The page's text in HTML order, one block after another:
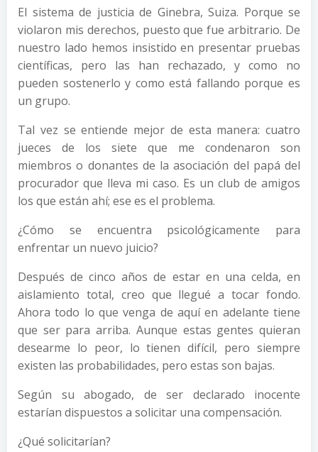
El sistema de justicia de Ginebra, Suiza. Porque se
violaron mis derechos, puesto que fue arbitrario. De
nuestro lado hemos insistido en presentar pruebas
científicas, pero las han rechazado, y como no
pueden sostenerlo y como está fallando porque es
un grupo.
Tal vez se entiende mejor de esta manera: cuatro
jueces de los siete que me condenaron son
miembros o donantes de la asociación del papá del
procurador que lleva mi caso. Es un club de amigos
los que están ahí; ese es el problema.
¿Cómo se encuentra psicológicamente para
enfrentar un nuevo juicio?
Después de cinco años de estar en una celda, en
aislamiento total, creo que llegué a tocar fondo.
Ahora todo lo que venga de aquí en adelante tiene
que ser para arriba. Aunque estas gentes quieran
desearme lo peor, lo tienen difícil, pero siempre
existen las probabilidades, pero estas son bajas.
Según su abogado, de ser declarado inocente
estarían dispuestos a solicitar una compensación.
¿Qué solicitarían?